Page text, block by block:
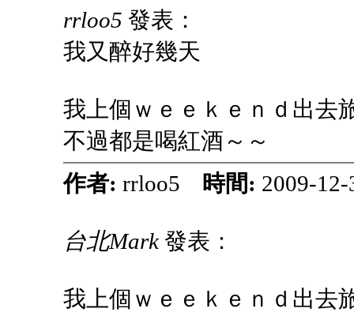
rrloo5 發表：
我又醉好幾天
我上個ｗｅｅｋｅｎｄ出去
不過都是喝紅酒～～
作者: rrloo5 時間: 2009-
台北Mark發表：
我上個ｗｅｅｋｅｎｄ出去